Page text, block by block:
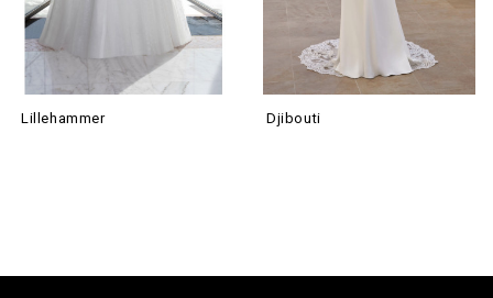
Lillehammer Djibouti